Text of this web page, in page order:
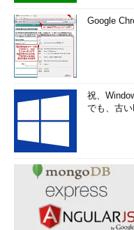
Google
祝、
でも、古